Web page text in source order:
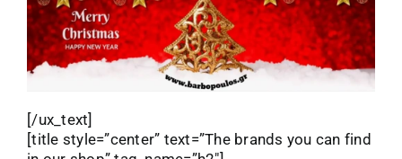
Αγόρι
Κορίτσι
[/ux_text]
[title style=”center” text=”The brands you can find